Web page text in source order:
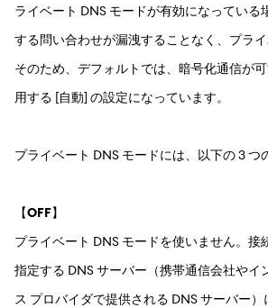
ライベート DNS モードが有効になっている
する問い合わせが漏洩することなく、プライ
そのため、デフォルトでは、暗号化通信が
用する [自動] の設定になっています。
プライベート DNS モードには、以下の 3 つ
【OFF】
プライベート DNS モードを使いません。接
指定する DNS サーバー（携帯通信会社やイ
ス プロバイダで提供される DNS サーバー